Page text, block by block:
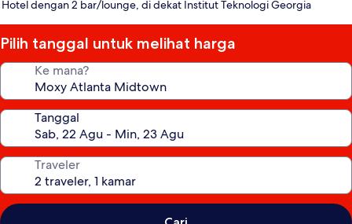
Hotel dengan 2 bar/lounge, di dekat Institut Teknologi Georgia
Pilih tanggal untuk melihat harga
Ke mana?
Tanggal
Traveler